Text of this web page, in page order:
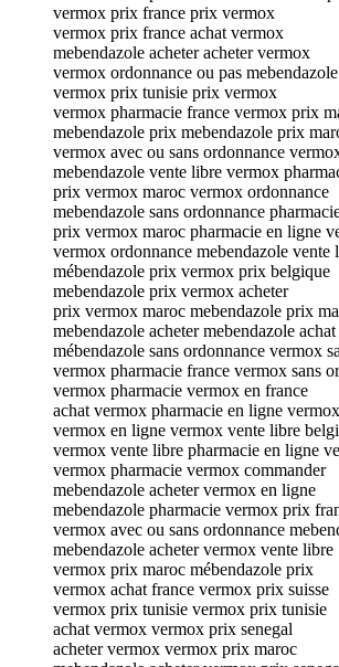
vermox prix france prix vermox
vermox prix france achat vermox
mebendazole acheter acheter vermox
vermox ordonnance ou pas
vermox prix tunisie prix vermox
vermox pharmacie france vermox prix
mebendazole prix mebendazole prix
vermox avec ou sans ordonnance
mebendazole vente libre vermox
prix vermox maroc vermox ordonnance
mebendazole sans ordonnance
prix vermox maroc pharmacie en ligne
vermox ordonnance mebendazole vente
mébendazole prix vermox prix belgique
mebendazole prix vermox acheter
prix vermox maroc mebendazole prix
mebendazole acheter mebendazole achat
mébendazole sans ordonnance vermox
vermox pharmacie france vermox sans
vermox pharmacie vermox en france
achat vermox pharmacie en ligne vermox
vermox en ligne vermox vente libre
vermox vente libre pharmacie en ligne
vermox pharmacie vermox commander
mebendazole acheter vermox en ligne
mebendazole pharmacie vermox prix
vermox avec ou sans ordonnance
mebendazole acheter vermox vente libre
vermox prix maroc mébendazole prix
vermox achat france vermox prix suisse
vermox prix tunisie vermox prix tunisie
achat vermox vermox prix senegal
acheter vermox vermox prix maroc